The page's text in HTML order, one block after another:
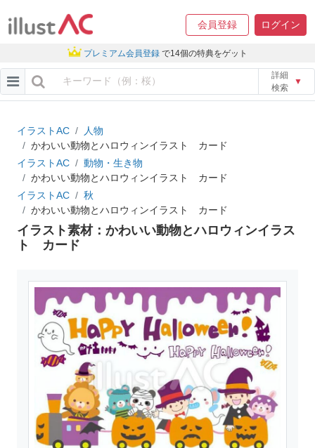
会員登録 ログイン
プレミアム会員登録 で14個の特典をゲット
詳細
検索
▼
イラストAC
人物
かわいい動物とハロウィンイラスト カード
イラストAC
動物・生き物
かわいい動物とハロウィンイラスト カード
イラストAC
秋
かわいい動物とハロウィンイラスト カード
イラスト素材：かわいい動物とハロウィンイラス
ト カード